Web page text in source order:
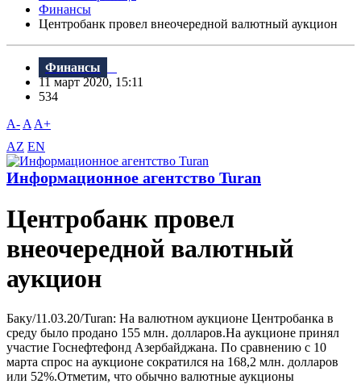
Финансы
Центробанк провел внеочередной валютный аукцион
Финансы
11 март 2020, 15:11
534
A- A A+
AZ EN
Информационное агентство Turan
Центробанк провел
внеочередной валютный
аукцион
Баку/11.03.20/Turan: На валютном аукционе Центробанка в
среду было продано 155 млн. долларов.На аукционе принял
участие Госнефтефонд Азербайджана. По сравнению с 10
марта спрос на аукционе сократился на 168,2 млн. долларов
или 52%.Отметим, что обычно валютные аукционы